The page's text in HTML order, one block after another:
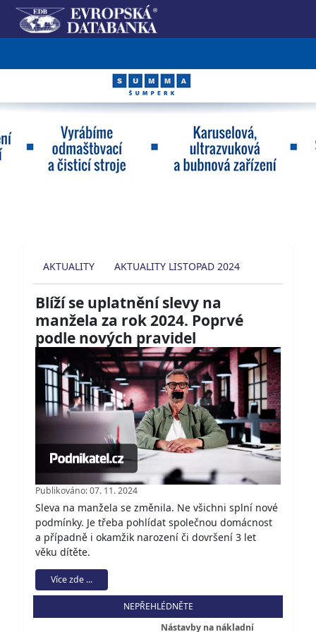
AKTUALITY AKTUALITY LISTOPAD 2024
Blíží se uplatnění slevy na
manžela za rok 2024. Poprvé
podle nových pravidel
Publikováno: 07. 11. 2024
Sleva na manžela se změnila. Ne všichni splní nové
podmínky. Je třeba pohlídat společnou domácnost
a případně i okamžik narození či dovršení 3 let
věku dítěte.
Více zde ...
NEPŘEHLÉDNĚTE
Nástavby na nákladní